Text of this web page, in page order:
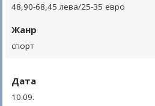
48,90-68,45 лева/25-35 евро
Жанр
спорт
Дата
10.09.